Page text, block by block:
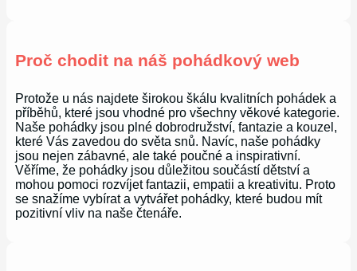
Proč chodit na náš pohádkový web
Protože u nás najdete širokou škálu kvalitních pohádek a
příběhů, které jsou vhodné pro všechny věkové kategorie.
Naše pohádky jsou plné dobrodružství, fantazie a kouzel,
které Vás zavedou do světa snů. Navíc, naše pohádky
jsou nejen zábavné, ale také poučné a inspirativní.
Věříme, že pohádky jsou důležitou součástí dětství a
mohou pomoci rozvíjet fantazii, empatii a kreativitu. Proto
se snažíme vybírat a vytvářet pohádky, které budou mít
pozitivní vliv na naše čtenáře.